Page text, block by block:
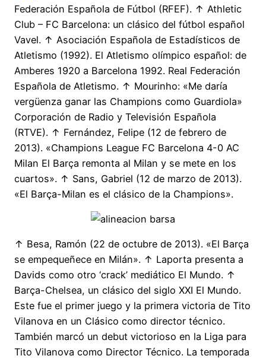
Federación Española de Fútbol (RFEF). ↑ Athletic
Club – FC Barcelona: un clásico del fútbol español
Vavel. ↑ Asociación Española de Estadísticos de
Atletismo (1992). El Atletismo olímpico español: de
Amberes 1920 a Barcelona 1992. Real Federación
Española de Atletismo. ↑ Mourinho: «Me daría
vergüenza ganar las Champions como Guardiola»
Corporación de Radio y Televisión Española
(RTVE). ↑ Fernández, Felipe (12 de febrero de
2013). «Champions League FC Barcelona 4-0 AC
Milan El Barça remonta al Milan y se mete en los
cuartos». ↑ Sans, Gabriel (12 de marzo de 2013).
«El Barça-Milan es el clásico de la Champions».
↑ Besa, Ramón (22 de octubre de 2013). «El Barça
se empequeñece en Milán». ↑ Laporta presenta a
Davids como otro ‘crack’ mediático El Mundo. ↑
Barça-Chelsea, un clásico del siglo XXI El Mundo.
Este fue el primer juego y la primera victoria de Tito
Vilanova en un Clásico como director técnico.
También marcó un debut victorioso en la Liga para
Tito Vilanova como Director Técnico. La temporada